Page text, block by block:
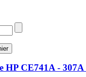
HP CE741A -